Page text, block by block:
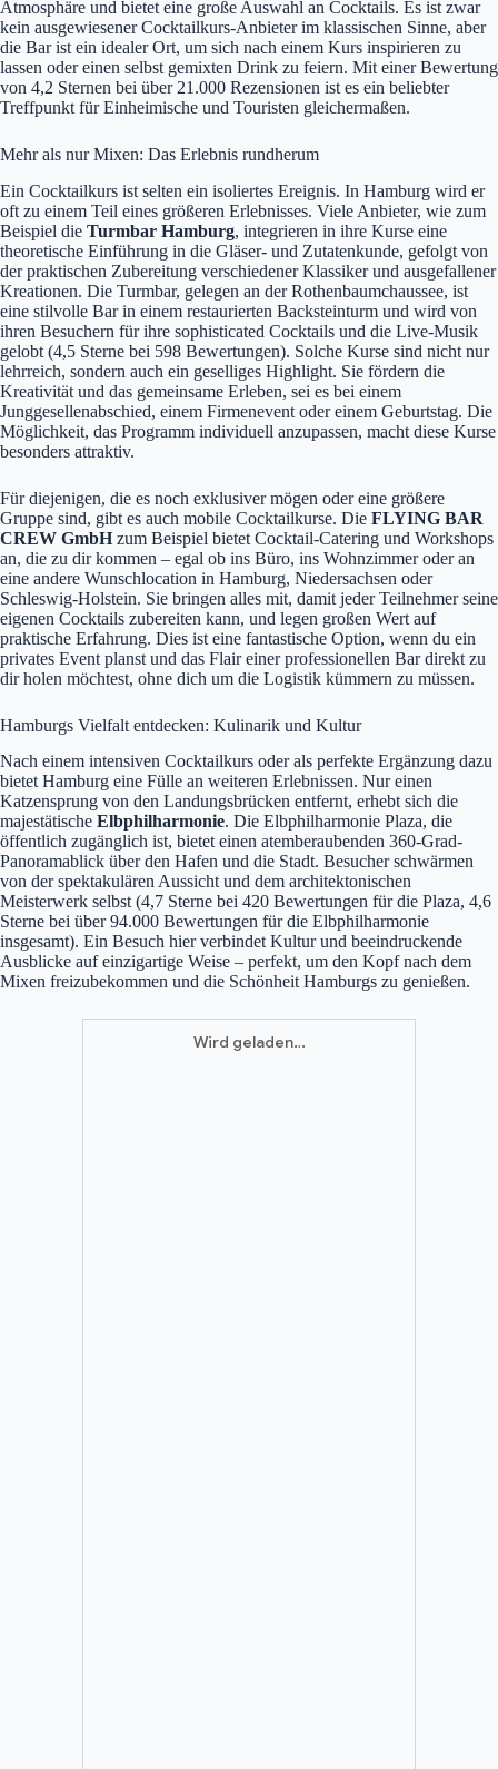
Atmosphäre und bietet eine große Auswahl an Cocktails. Es ist zwar
kein ausgewiesener Cocktailkurs-Anbieter im klassischen Sinne, aber
die Bar ist ein idealer Ort, um sich nach einem Kurs inspirieren zu
lassen oder einen selbst gemixten Drink zu feiern. Mit einer Bewertung
von 4,2 Sternen bei über 21.000 Rezensionen ist es ein beliebter
Treffpunkt für Einheimische und Touristen gleichermaßen.
Mehr als nur Mixen: Das Erlebnis rundherum
Ein Cocktailkurs ist selten ein isoliertes Ereignis. In Hamburg wird er
oft zu einem Teil eines größeren Erlebnisses. Viele Anbieter, wie zum
Beispiel die Turmbar Hamburg, integrieren in ihre Kurse eine
theoretische Einführung in die Gläser- und Zutatenkunde, gefolgt von
der praktischen Zubereitung verschiedener Klassiker und ausgefallener
Kreationen. Die Turmbar, gelegen an der Rothenbaumchaussee, ist
eine stilvolle Bar in einem restaurierten Backsteinturm und wird von
ihren Besuchern für ihre sophisticated Cocktails und die Live-Musik
gelobt (4,5 Sterne bei 598 Bewertungen). Solche Kurse sind nicht nur
lehrreich, sondern auch ein geselliges Highlight. Sie fördern die
Kreativität und das gemeinsame Erleben, sei es bei einem
Junggesellenabschied, einem Firmenevent oder einem Geburtstag. Die
Möglichkeit, das Programm individuell anzupassen, macht diese Kurse
besonders attraktiv.
Für diejenigen, die es noch exklusiver mögen oder eine größere
Gruppe sind, gibt es auch mobile Cocktailkurse. Die FLYING BAR
CREW GmbHzum Beispiel bietet Cocktail-Catering und Workshops
an, die zu dir kommen – egal ob ins Büro, ins Wohnzimmer oder an
eine andere Wunschlocation in Hamburg, Niedersachsen oder
Schleswig-Holstein. Sie bringen alles mit, damit jeder Teilnehmer seine
eigenen Cocktails zubereiten kann, und legen großen Wert auf
praktische Erfahrung. Dies ist eine fantastische Option, wenn du ein
privates Event planst und das Flair einer professionellen Bar direkt zu
dir holen möchtest, ohne dich um die Logistik kümmern zu müssen.
Hamburgs Vielfalt entdecken: Kulinarik und Kultur
Nach einem intensiven Cocktailkurs oder als perfekte Ergänzung dazu
bietet Hamburg eine Fülle an weiteren Erlebnissen. Nur einen
Katzensprung von den Landungsbrücken entfernt, erhebt sich die
majestätische Elbphilharmonie. Die Elbphilharmonie Plaza, die
öffentlich zugänglich ist, bietet einen atemberaubenden 360-Grad-
Panoramablick über den Hafen und die Stadt. Besucher schwärmen
von der spektakulären Aussicht und dem architektonischen
Meisterwerk selbst (4,7 Sterne bei 420 Bewertungen für die Plaza, 4,6
Sterne bei über 94.000 Bewertungen für die Elbphilharmonie
insgesamt). Ein Besuch hier verbindet Kultur und beeindruckende
Ausblicke auf einzigartige Weise – perfekt, um den Kopf nach dem
Mixen freizubekommen und die Schönheit Hamburgs zu genießen.